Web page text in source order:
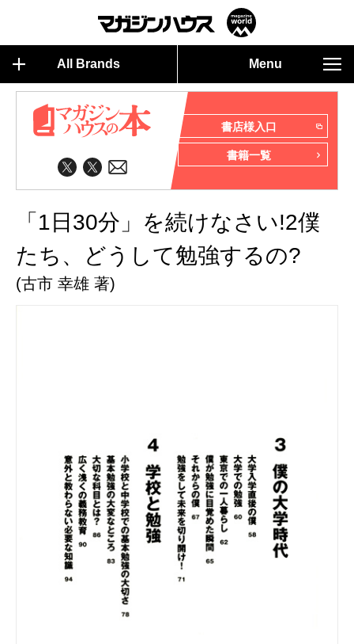
All Brands Menu
書店様入口
書籍一覧
「1日30分」を続けなさい!2僕
たち、どうして勉強するの?
(古市 幸雄 著)